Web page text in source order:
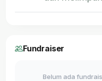
Fundraiser
Belum ada